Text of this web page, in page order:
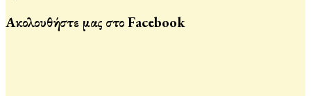
Ακολουθήστε μας στο Facebook